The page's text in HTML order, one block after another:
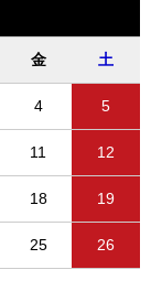
金 土
4 5
11 12
18 19
25 26